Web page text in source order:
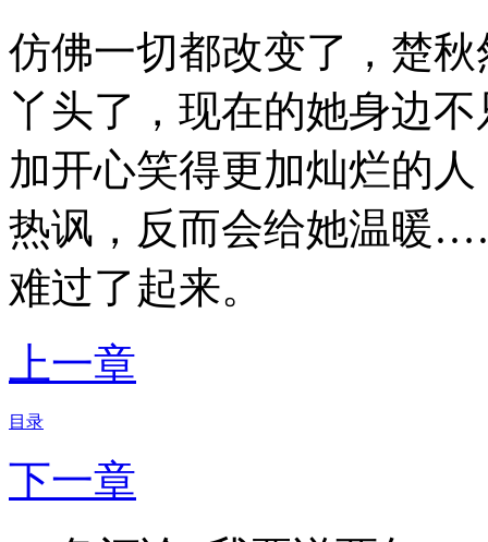
仿佛一切都改变了，楚
丫头了，现在的她身边
加开心笑得更加灿烂的
热讽，反而会给她温暖
难过了起来。
上一章
目录
下一章